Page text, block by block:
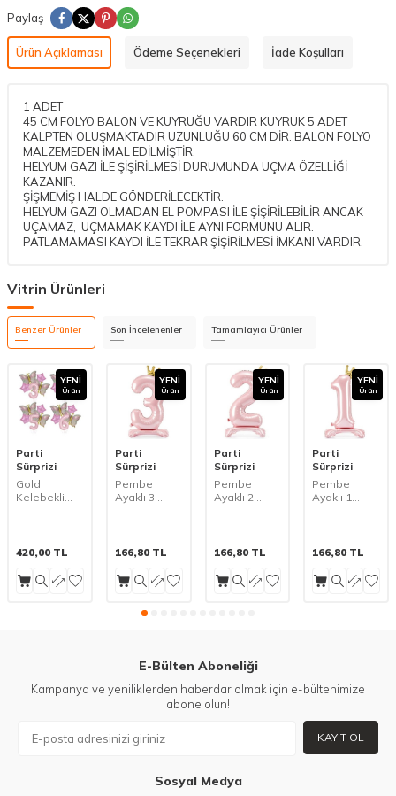
Paylaş
Ürün Açıklaması Ödeme Seçenekleri İade Koşulları
1 ADET
45 CM FOLYO BALON VE KUYRUĞU VARDIR KUYRUK 5 ADET
KALPTEN OLUŞMAKTADIR UZUNLUĞU 60 CM DİR. BALON FOLYO
MALZEMEDEN İMAL EDİLMİŞTİR.
HELYUM GAZI İLE ŞİŞİRİLMESİ DURUMUNDA UÇMA ÖZELLİĞİ
KAZANIR.
ŞİŞMEMİŞ HALDE GÖNDERİLECEKTİR.
HELYUM GAZI OLMADAN EL POMPASI İLE ŞİŞİRİLEBİLİR ANCAK
UÇAMAZ, UÇMAMAK KAYDI İLE AYNI FORMUNU ALIR.
PATLAMAMASI KAYDI İLE TEKRAR ŞİŞİRİLMESİ İMKANI VARDIR.
Vitrin Ürünleri
Benzer Ürünler Son İncelenenler Tamamlayıcı Ürünler
YENI
Ürün
Parti
Sürprizi
Gold
Kelebekli
Balon Set
420,00 TL
YENI
Ürün
Parti
Sürprizi
Pembe
Ayaklı 3
166,80TL
YENI
Ürün
Parti
Sürprizi
Pembe
Ayaklı 2
166,80TL
YENI
Ürün
Parti
Sürprizi
Pembe
Ayaklı 1
166,80 TL
E-Bülten Aboneliği
Kampanya ve yeniliklerden haberdar olmak için e-bültenimize
abone olun!
KAYIT OL
Sosyal Medya